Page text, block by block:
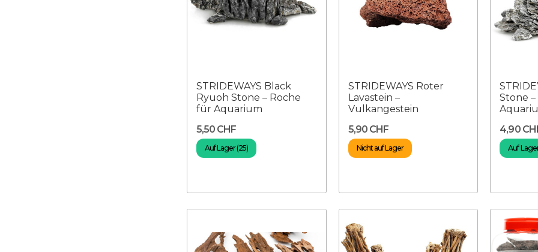
STRIDEWAYS Black
Ryuoh Stone – Roche
für Aquarium
5,50 CHF
Auf Lager (25)
STRIDEWAYS Roter
Lavastein –
Vulkangestein
5,90 CHF
Nicht auf Lager
Stone
4,90
Auf